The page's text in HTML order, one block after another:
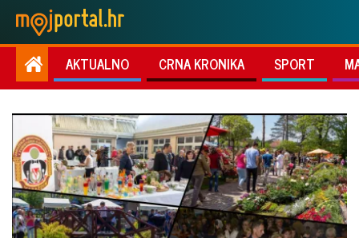
AKTUALNO CRNA KRONIKA SPORT